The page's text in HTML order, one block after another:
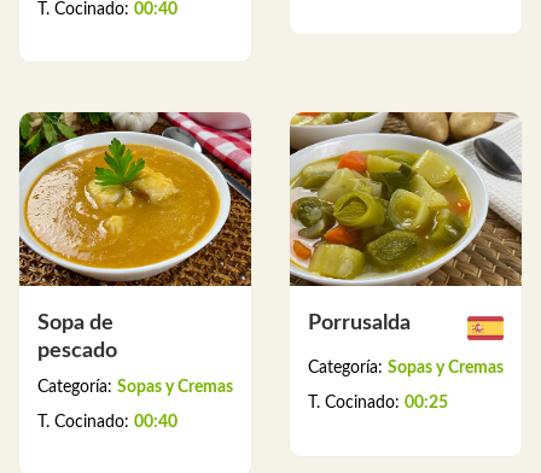
T. Cocinado: 00:40
Sopa de
pescado
Categoría: Sopas y Cremas
T. Cocinado: 00:40
Porrusalda
Categoría: Sopas y Cremas
T. Cocinado: 00:25